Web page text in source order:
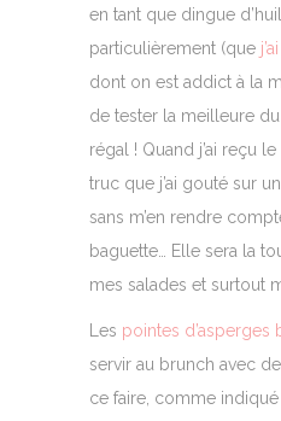
en tant que dingue
particulièrement (que
dont on est addict à la
de tester la meilleure
régal ! Quand j’ai reçu
truc que j’ai gouté sur
sans m’en rendre
baguette… Elle sera la
mes salades et surtout
Les pointes d’asperges
servir au brunch avec
ce faire, comme